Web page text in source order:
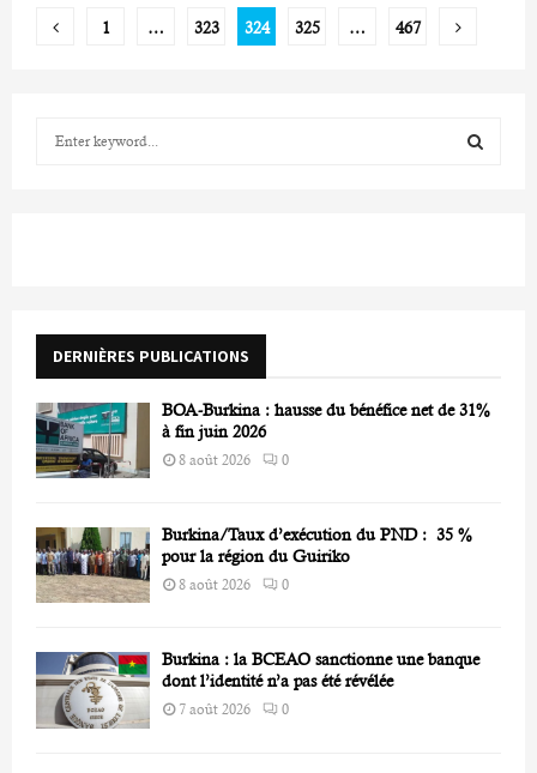
Pagination
1 … 323 324 325 … 467
r
DERNIÈRES PUBLICATIONS
BOA-Burkina : hausse du bénéfice net de 31%
à fin juin 2026
8 août 2026 0
Burkina/Taux d’exécution du PND : 35 %
pour la région du Guiriko
8 août 2026 0
Burkina : la BCEAO sanctionne une banque
dont l’identité n’a pas été révélée
7 août 2026 0